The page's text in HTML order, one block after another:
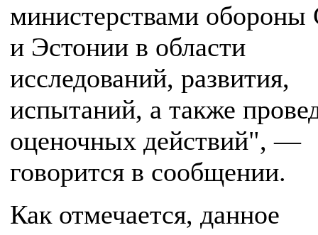
министерствами
и Эстонии в области
исследований, развития,
испытаний, а также
оценочных действий", —
говорится в сообщении.
Как отмечается, данное